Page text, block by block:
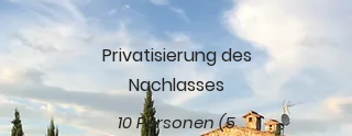
Privatisierung des
Nachlasses
10 Personen (5